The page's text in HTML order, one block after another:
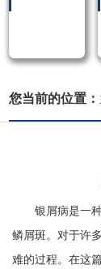
您当前的位置：
银屑病是一种
鳞屑斑。对于许
难的过程。在这